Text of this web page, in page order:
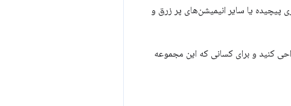
پیچیده یا سایر انیمیشن‌های پر زرق و
کنید و برای کسانی که این مجموعه